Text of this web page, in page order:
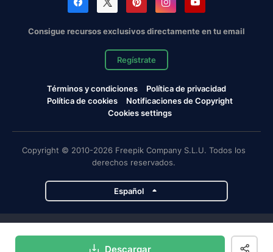
Descargar
Consigue recursos exclusivos directamente en tu email
Regístrate
Términos y condiciones
Política de privacidad
Política de cookies
Notificaciones de Copyright
Cookies settings
Copyright © 2010-2026 Freepik Company S.L.U. Todos los
derechos reservados.
Español